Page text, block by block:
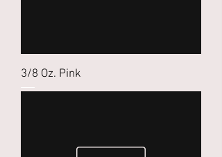
3/8 Oz. Pink